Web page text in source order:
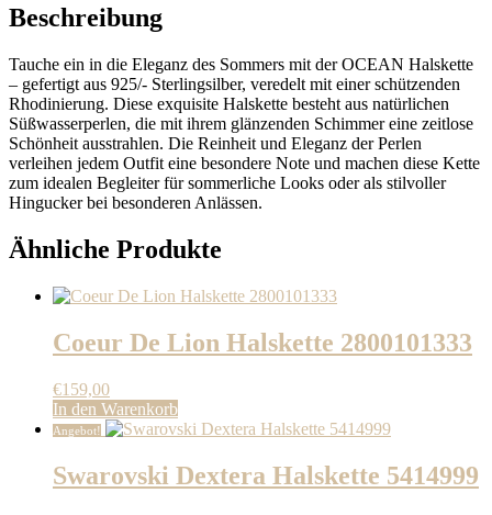
Beschreibung
Tauche ein in die Eleganz des Sommers mit der OCEAN Halskette
– gefertigt aus 925/- Sterlingsilber, veredelt mit einer schützenden
Rhodinierung. Diese exquisite Halskette besteht aus natürlichen
Süßwasserperlen, die mit ihrem glänzenden Schimmer eine zeitlose
Schönheit ausstrahlen. Die Reinheit und Eleganz der Perlen
verleihen jedem Outfit eine besondere Note und machen diese Kette
zum idealen Begleiter für sommerliche Looks oder als stilvoller
Hingucker bei besonderen Anlässen.
Ähnliche Produkte
Coeur De Lion Halskette 2800101333
€159,00
In den Warenkorb
Angebot!
Swarovski Dextera Halskette 5414999